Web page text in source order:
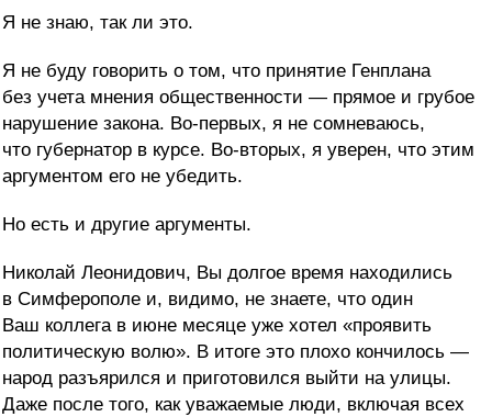
Я не знаю, так ли это.
Я не буду говорить о том, что принятие Генплана
без учета мнения общественности — прямое и грубое
нарушение закона. Во-первых, я не сомневаюсь,
что губернатор в курсе. Во-вторых, я уверен, что этим
аргументом его не убедить.
Но есть и другие аргументы.
Николай Леонидович, Вы долгое время находились
в Симферополе и, видимо, не знаете, что один
Ваш коллега в июне месяце уже хотел «проявить
политическую волю». В итоге это плохо кончилось —
народ разъярился и приготовился выйти на улицы.
Даже после того, как уважаемые люди, включая всех